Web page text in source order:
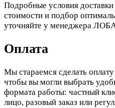
Подробные условия
стоимости и подбор
уточняйте у менеджера
Оплата
Мы стараемся сделать
чтобы вы могли выбрать
формата работы: частный
лицо, разовый заказ или